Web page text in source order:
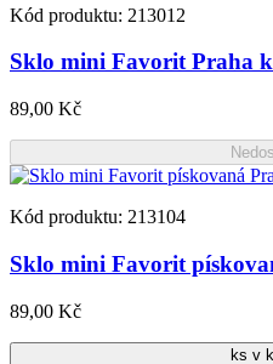
Kód produktu: 213012
Sklo mini Favorit Praha
89,00 Kč
Kód produktu: 213104
Sklo mini Favorit
89,00 Kč
ks v